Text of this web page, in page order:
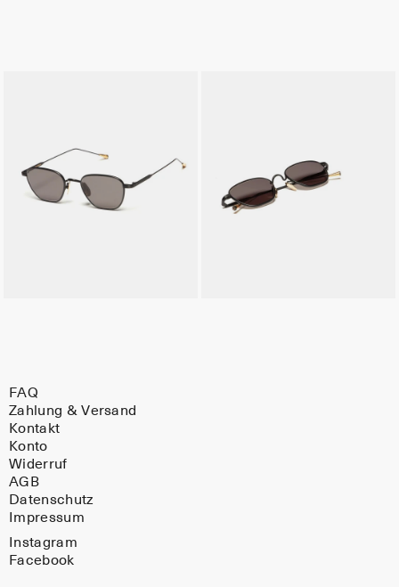
FAQ
Zahlung & Versand
Kontakt
Konto
Widerruf
AGB
Datenschutz
Impressum
Instagram
Facebook